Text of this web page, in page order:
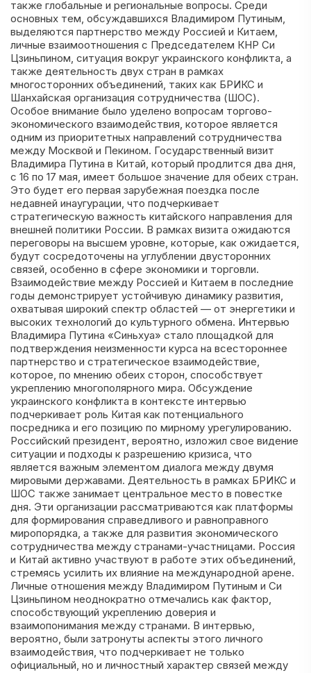
также глобальные и региональные вопросы. Среди
основных тем, обсуждавшихся Владимиром Путиным,
выделяются партнерство между Россией и Китаем,
личные взаимоотношения с Председателем КНР Си
Цзиньпином, ситуация вокруг украинского конфликта, а
также деятельность двух стран в рамках
многосторонних объединений, таких как БРИКС и
Шанхайская организация сотрудничества (ШОС).
Особое внимание было уделено вопросам торгово-
экономического взаимодействия, которое является
одним из приоритетных направлений сотрудничества
между Москвой и Пекином. Государственный визит
Владимира Путина в Китай, который продлится два дня,
с 16 по 17 мая, имеет большое значение для обеих стран.
Это будет его первая зарубежная поездка после
недавней инаугурации, что подчеркивает
стратегическую важность китайского направления для
внешней политики России. В рамках визита ожидаются
переговоры на высшем уровне, которые, как ожидается,
будут сосредоточены на углублении двусторонних
связей, особенно в сфере экономики и торговли.
Взаимодействие между Россией и Китаем в последние
годы демонстрирует устойчивую динамику развития,
охватывая широкий спектр областей — от энергетики и
высоких технологий до культурного обмена. Интервью
Владимира Путина «Синьхуа» стало площадкой для
подтверждения неизменности курса на всестороннее
партнерство и стратегическое взаимодействие,
которое, по мнению обеих сторон, способствует
укреплению многополярного мира. Обсуждение
украинского конфликта в контексте интервью
подчеркивает роль Китая как потенциального
посредника и его позицию по мирному урегулированию.
Российский президент, вероятно, изложил свое видение
ситуации и подходы к разрешению кризиса, что
является важным элементом диалога между двумя
мировыми державами. Деятельность в рамках БРИКС и
ШОС также занимает центральное место в повестке
дня. Эти организации рассматриваются как платформы
для формирования справедливого и равноправного
миропорядка, а также для развития экономического
сотрудничества между странами-участницами. Россия
и Китай активно участвуют в работе этих объединений,
стремясь усилить их влияние на международной арене.
Личные отношения между Владимиром Путиным и Си
Цзиньпином неоднократно отмечались как фактор,
способствующий укреплению доверия и
взаимопонимания между странами. В интервью,
вероятно, были затронуты аспекты этого личного
взаимодействия, что подчеркивает не только
официальный, но и личностный характер связей между